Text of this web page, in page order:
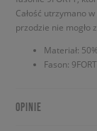
Całość utrzymano
przodzie nie mogło
Materiał:
Fason:
OPINIE